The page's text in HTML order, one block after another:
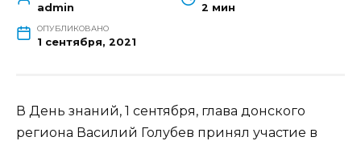
admin 2 мин
ОПУБЛИКОВАНО
1 сентября, 2021
В День знаний, 1 сентября, глава донского
региона Василий Голубев принял участие в